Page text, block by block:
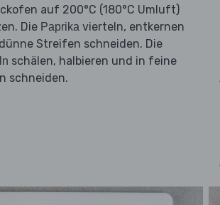
auf 200°C (180°C Umluft)
Die Paprika vierteln, entkernen
Streifen schneiden. Die
schälen, halbieren und in feine
schneiden.